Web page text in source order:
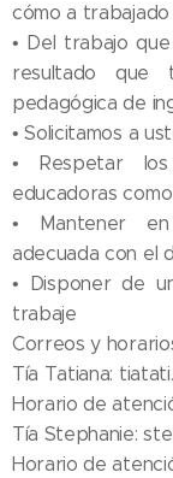
cómo a trabajado
• Del trabajo
resultado que
pedagógica de
• Solicitamos a
• Respetar
educadoras
• Mantener
adecuada con el
• Disponer de
trabaje
Correos y
Tía Tatiana:
Horario de
Tía Stephanie:
Horario de